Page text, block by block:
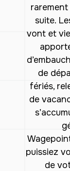
rarement
suite.
vont et
de
fériés,
de
puissiez
de